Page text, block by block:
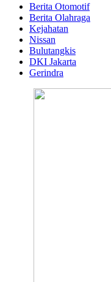
Berita Otomotif
Berita Olahraga
Kejahatan
Nissan
Bulutangkis
DKI Jakarta
Gerindra